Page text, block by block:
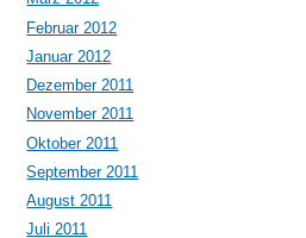
Februar 2012
Januar 2012
Dezember 2011
November 2011
Oktober 2011
September 2011
August 2011
Juli 2011